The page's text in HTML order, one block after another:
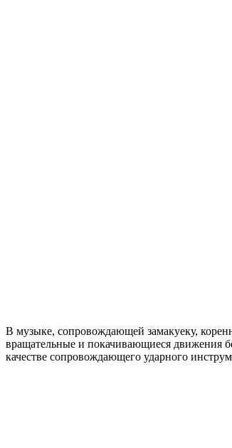
В музыке, сопровождающей замакуеку,
вращательные и покачивающиеся движения
качестве сопровождающего ударного